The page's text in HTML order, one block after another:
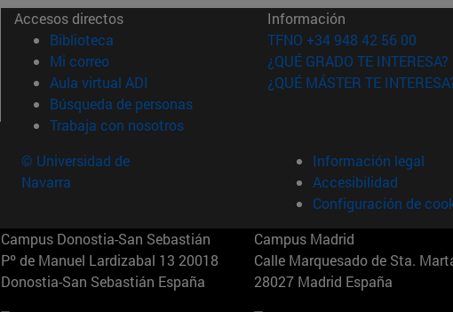
Accesos directos
Biblioteca (abre en nueva ventana)
Mi correo(abre en nueva ventana)
Aula virtual ADI (abre en nueva ventana)
Búsqueda de personas(abre en nueva ventana)
Trabaja con nosotros(abre en nueva ventana)
Información
TFNO +34 948 42 56 00
¿QUÉ GRADO TE INTERESA?
¿QUÉ MÁSTER TE
© Universidad de
Navarra
Información legal
Accesibilidad
Configuración de
Campus Donostia-San Sebastián
Pº de Manuel Lardizabal 13 20018
Donostia-San Sebastián España
Campus Madrid
Calle Marquesado de Sta.
28027 Madrid España